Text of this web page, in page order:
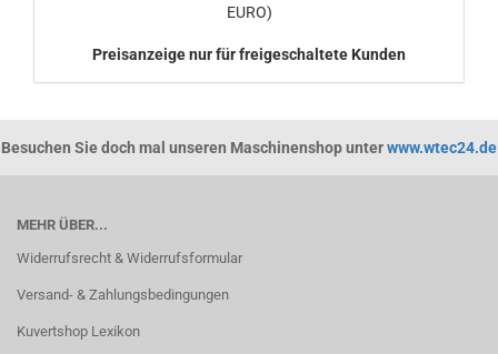
EURO)
Preisanzeige nur für freigeschaltete Kunden
Besuchen Sie doch mal unseren Maschinenshop unterwww.wtec24.de
MEHR ÜBER...
Widerrufsrecht & Widerrufsformular
Versand- & Zahlungsbedingungen
Kuvertshop Lexikon